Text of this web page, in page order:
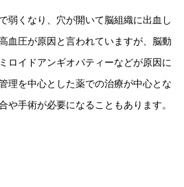
弱くなり、穴が開いて脳組織に出血し
血圧が原因と言われていますが、脳動
ロイドアンギオパティーなどが原因に
理を中心とした薬での治療が中心とな
や手術が必要になることもあります。